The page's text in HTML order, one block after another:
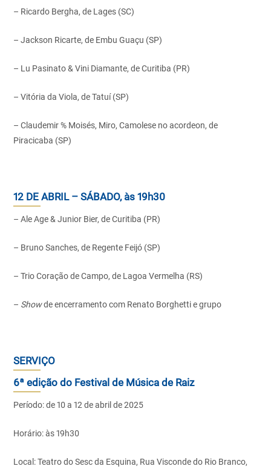
– Ricardo Bergha, de Lages (SC)
– Jackson Ricarte, de Embu Guaçu (SP)
– Lu Pasinato & Vini Diamante, de Curitiba (PR)
– Vitória da Viola, de Tatuí (SP)
– Claudemir % Moisés, Miro, Camolese no acordeon, de
Piracicaba (SP)
12 DE ABRIL – SÁBADO, às 19h30
– Ale Age & Junior Bier, de Curitiba (PR)
– Bruno Sanches, de Regente Feijó (SP)
– Trio Coração de Campo, de Lagoa Vermelha (RS)
– Showde encerramento com Renato Borghetti e grupo
SERVIÇO
6ª edição do Festival de Música de Raiz
Período: de 10 a 12 de abril de 2025
Horário: às 19h30
Local: Teatro do Sesc da Esquina, Rua Visconde do Rio Branco,